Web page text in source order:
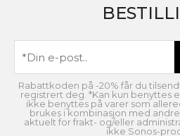
Rabattkoden på -20% får du
registrert deg. *Kan kun benyttes
ikke benyttes på varer som
brukes i kombinasjon med
aktuelt for frakt- og/eller
ikke Sonos-